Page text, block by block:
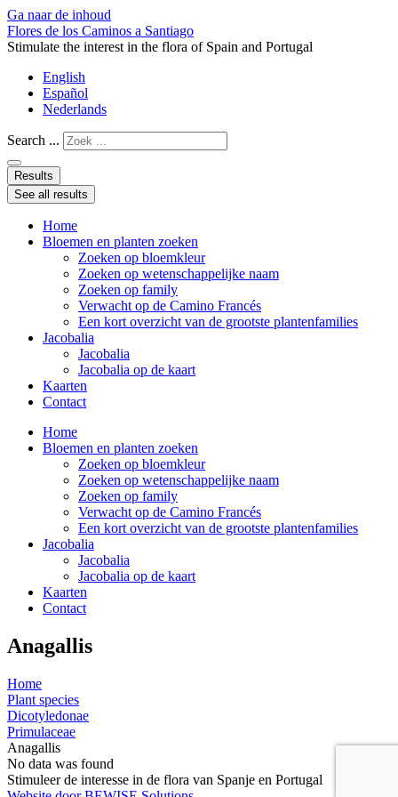
Ga naar de inhoud
Flores de los Caminos a Santiago
Stimulate the interest in the flora of Spain and Portugal
English
Español
Nederlands
Search ...
Results
See all results
Home
Bloemen en planten zoeken
Zoeken op bloemkleur
Zoeken op wetenschappelijke naam
Zoeken op family
Verwacht op de Camino Francés
Een kort overzicht van de grootste plantenfamilies
Jacobalia
Jacobalia
Jacobalia op de kaart
Kaarten
Contact
Home
Bloemen en planten zoeken
Zoeken op bloemkleur
Zoeken op wetenschappelijke naam
Zoeken op family
Verwacht op de Camino Francés
Een kort overzicht van de grootste plantenfamilies
Jacobalia
Jacobalia
Jacobalia op de kaart
Kaarten
Contact
Anagallis
Home
Plant species
Dicotyledonae
Primulaceae
Anagallis
No data was found
Stimuleer de interesse in de flora van Spanje en Portugal